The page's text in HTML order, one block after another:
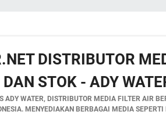
DISTRIBUTOR
STOK - ADY
ADY WATER, DISTRIBUTOR MEDIA FILTER AIR
MENYEDIAKAN BERBAGAI MEDIA